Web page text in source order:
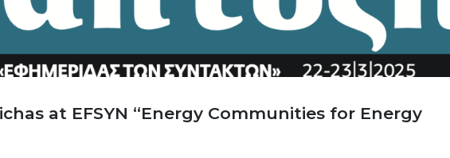
at EFSYN “Energy Communities for Energy